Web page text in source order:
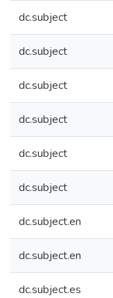
dc.subject
dc.subject
dc.subject
dc.subject
dc.subject
dc.subject
dc.subject.en
dc.subject.en
dc.subject.es